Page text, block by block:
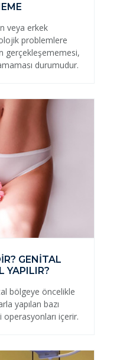
veya erkek
problemlere
gerçekleşememesi,
durumudur.
GENİTAL
YAPILIR?
bölgeye öncelikle
yapılan bazı
operasyonları içerir.